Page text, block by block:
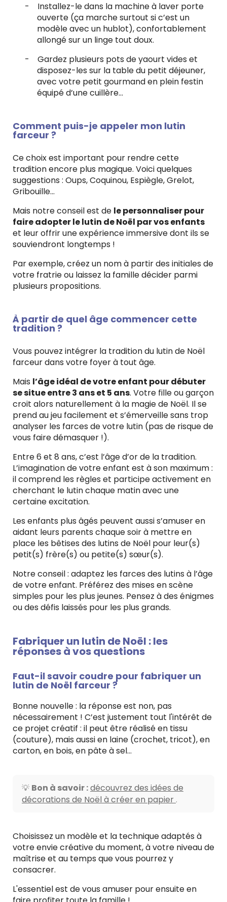
-
Installez-le dans la machine à laver porte
ouverte (ça marche surtout si c’est un
modèle avec un hublot), confortablement
allongé sur un linge tout doux.
-
Gardez plusieurs pots de yaourt vides et
disposez-les sur la table du petit déjeuner,
avec votre petit gourmand en plein festin
équipé d’une cuillère...
Comment puis-je appeler mon lutin
farceur ?
Ce choix est important pour rendre cette
tradition encore plus magique. Voici quelques
suggestions : Oups, Coquinou, Espiègle, Grelot,
Gribouille…
Mais notre conseil est de le personnaliser pour
faire adopter le lutin de Noël par vos enfants
et leur offrir une expérience immersive dont ils se
souviendront longtemps !
Par exemple, créez un nom à partir des initiales de
votre fratrie ou laissez la famille décider parmi
plusieurs propositions.
À partir de quel âge commencer cette
tradition ?
Vous pouvez intégrer la tradition du lutin de Noël
farceur dans votre foyer à tout âge.
Mais l’âge idéal de votre enfant pour débuter
se situe entre 3 ans et 5 ans. Votre fille ou garçon
croit alors naturellement à la magie de Noël. Il se
prend au jeu facilement et s’émerveille sans trop
analyser les farces de votre lutin (pas de risque de
vous faire démasquer !).
Entre 6 et 8 ans, c’est l’âge d’or de la tradition.
L’imagination de votre enfant est à son maximum :
il comprend les règles et participe activement en
cherchant le lutin chaque matin avec une
certaine excitation.
Les enfants plus âgés peuvent aussi s’amuser en
aidant leurs parents chaque soir à mettre en
place les bêtises des lutins de Noël pour leur(s)
petit(s) frère(s) ou petite(s) sœur(s).
Notre conseil : adaptez les farces des lutins à l’âge
de votre enfant. Préférez des mises en scène
simples pour les plus jeunes. Pensez à des énigmes
ou des défis laissés pour les plus grands.
Fabriquer un lutin de Noël : les
réponses à vos questions
Faut-il savoir coudre pour fabriquer un
lutin de Noël farceur ?
Bonne nouvelle : la réponse est non, pas
nécessairement ! C’est justement tout l'intérêt de
ce projet créatif : il peut être réalisé en tissu
(couture), mais aussi en laine (crochet, tricot), en
carton, en bois, en pâte à sel…
💡 Bon à savoir :découvrez des idées de
décorations de Noël à créer en papier .
Choisissez un modèle et la technique adaptés à
votre envie créative du moment, à votre niveau de
maîtrise et au temps que vous pourrez y
consacrer.
L'essentiel est de vous amuser pour ensuite en